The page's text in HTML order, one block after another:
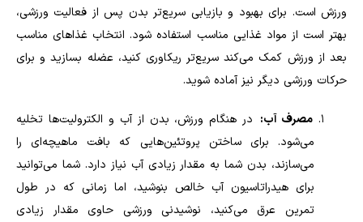
ورزش است. برای بهبود و بازیابی سریع‌تر بدن پس از فعالیت ورزشی،
بهتر است از مواد غذایی مناسب استفاده شود. انتخاب غذاهای مناسب
بعد از ورزش کمک می‌کند سریع‌تر ریکاوری کنید، عضله بسازید و برای
حرکات ورزشی دیگر نیز آماده شوید.
مصرف آب: در هنگام ورزش، بدن از آب و الکترولیت‌ها تخلیه
می‌شود. برای ساختن پروتئین‌هایی که بافت ماهیچه‌ای را
می‌سازند، بدن شما به مقدار زیادی آب نیاز دارد. شما می‌توانید
برای هیدراتاسیون آب خالص بنوشید، اما زمانی که در طول
تمرین عرق می‌کنید، نوشیدنی ورزشی حاوی مقدار زیادی